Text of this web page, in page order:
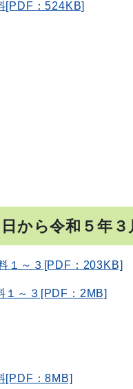
：524KB]
から令和５年３
～３[PDF：203KB]
～３[PDF：2MB]
：8MB]